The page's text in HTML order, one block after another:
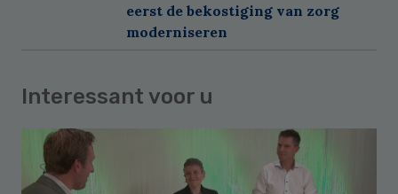
eerst de bekostiging van zorg
moderniseren
Interessant voor u